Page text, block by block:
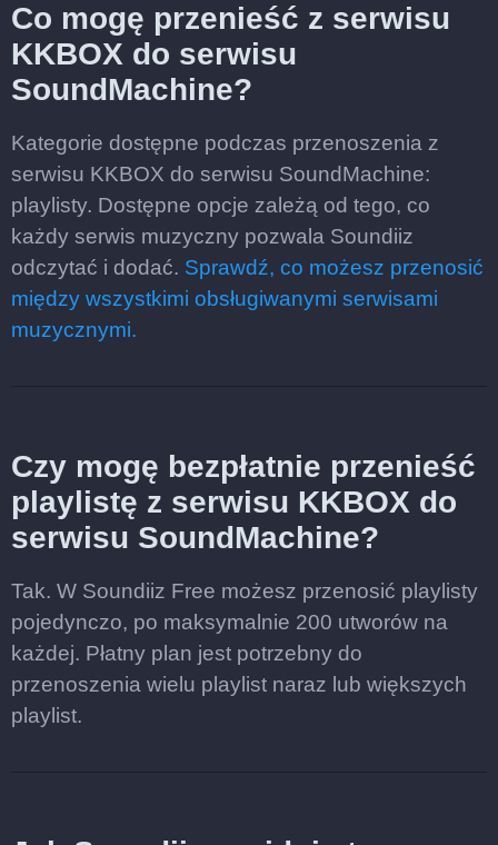
Co mogę przenieść z serwisu
KKBOX do serwisu
SoundMachine?
Kategorie dostępne podczas przenoszenia z
serwisu KKBOX do serwisu SoundMachine:
playlisty. Dostępne opcje zależą od tego, co
każdy serwis muzyczny pozwala Soundiiz
odczytać i dodać. Sprawdź, co możesz przenosić
między wszystkimi obsługiwanymi serwisami
muzycznymi.
Czy mogę bezpłatnie przenieść
playlistę z serwisu KKBOX do
serwisu SoundMachine?
Tak. W Soundiiz Free możesz przenosić playlisty
pojedynczo, po maksymalnie 200 utworów na
każdej. Płatny plan jest potrzebny do
przenoszenia wielu playlist naraz lub większych
playlist.